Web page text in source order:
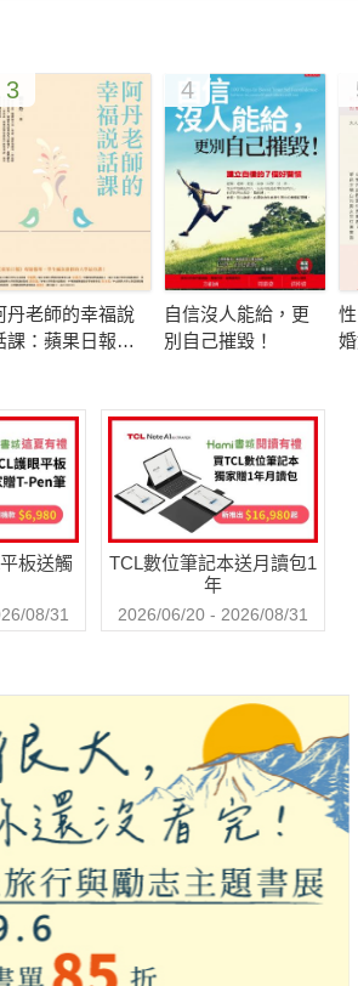
點不動一點動，前進都要先想為什麼？
業務力，一輩子都用得著。
考量：專業程度、時間顆粒、自己的使用
畫下句點的邏輯，以終為始的去思考我此
幫助自己成功，幫助夥伴輕鬆，你就會越
能、資源、危機，能幫助大家就算沒有滿
天。
樂趣也很重要。
業、感情或新嘗試前躊躇不前嗎？
成目標的謝文憲（憲哥），用自身的經
、事業，人生中翻轉向前。
，風險評估OK，機會到了再加點勇氣，
3
丹老師的幸福說
課：蘋果日報專
，教你不當句點
，「說」出幸福
生！
4
自信沒人能給，更
別自己摧毀！
板送觸
08/31
TCL數位筆記本送月讀包1
年
2026/06/20 - 2026/08/31